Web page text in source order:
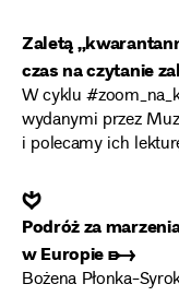
Zaletą
czas na czytanie
W cyklu
wydanymi przez
i polecamy ich
❦
Podróż za
w Europie ➸
Bożena Płonka-